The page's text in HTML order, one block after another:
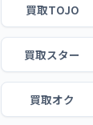
買取TOJO
買取スター
買取オク